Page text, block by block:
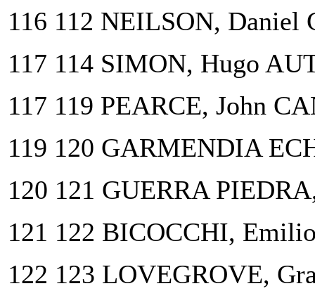
116 112 NEILSON, Daniel
117 114 SIMON, Hugo
117 119 PEARCE, John
119 120 GARMENDIA
120 121 GUERRA
121 122 BICOCCHI,
122 123 LOVEGROVE,